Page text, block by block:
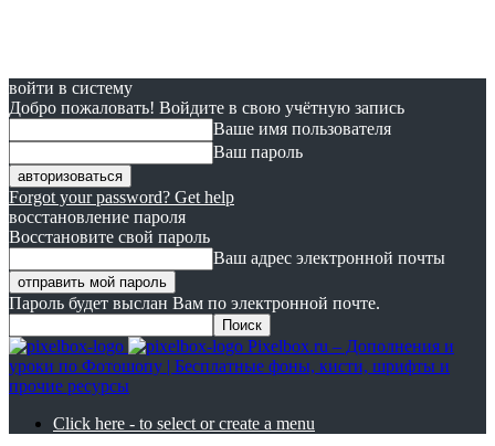
войти в систему
Добро пожаловать! Войдите в свою учётную запись
Ваше имя пользователя
Ваш пароль
Forgot your password? Get help
восстановление пароля
Восстановите свой пароль
Ваш адрес электронной почты
Пароль будет выслан Вам по электронной почте.
Pixelbox.ru – Дополнения и
уроки по Фотошопу | Бесплатные фоны, кисти, шрифты и
прочие ресурсы
Click here - to select or create a menu